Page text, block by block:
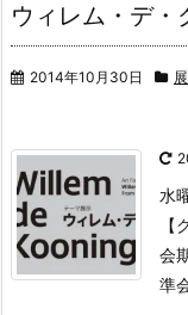
ウィレム・デ・
2014年10月30日
水
【
会
準